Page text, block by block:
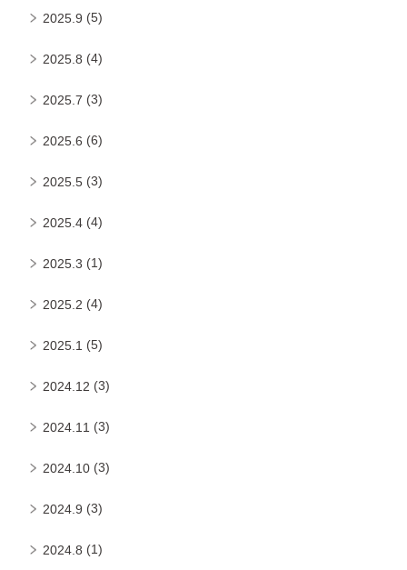
2025.9 (5)
2025.8 (4)
2025.7 (3)
2025.6 (6)
2025.5 (3)
2025.4 (4)
2025.3 (1)
2025.2 (4)
2025.1 (5)
2024.12 (3)
2024.11 (3)
2024.10 (3)
2024.9 (3)
2024.8 (1)